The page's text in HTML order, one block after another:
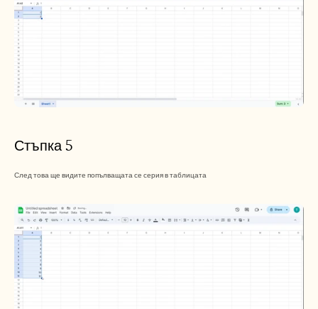
Стъпка 5
След това ще видите попълващата се серия в таблицата